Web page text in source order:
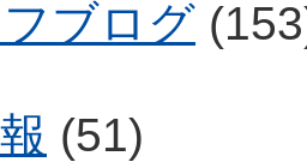
ブログ
(51)